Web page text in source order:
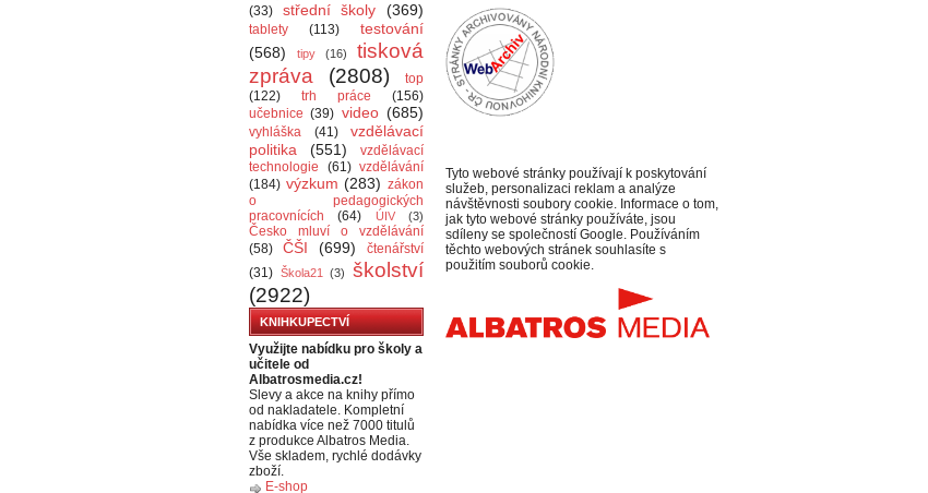
(33)
střední školy (369)
tablety (113)
testování
(568)
tipy (16)
tisková
zpráva
(2808)
top
(122)
trh práce
(156)
učebnice (39) video (685)
vyhláška (41)
vzdělávací
politika
(551)
vzdělávací
technologie
(61) vzdělávání
(184) výzkum (283) zákon
o pedagogických
pracovnících
(64) ÚIV (3)
Česko mluví o vzdělávání
(58)
ČŠI (699)
čtenářství
(31) Škola21 (3)
školství
(2922)
KNIHKUPECTVÍ
Využijte nabídku pro školy a
učitele od
Albatrosmedia.cz!
Slevy a akce na knihy přímo
od nakladatele. Kompletní
nabídka více než 7000 titulů
z produkce Albatros Media.
Vše skladem, rychlé dodávky
zboží.
E-shop
Tyto webové stránky používají k poskytování
služeb, personalizaci reklam a analýze
návštěvnosti soubory cookie. Informace o tom,
jak tyto webové stránky používáte, jsou
sdíleny se společností Google. Používáním
těchto webových stránek souhlasíte s
použitím souborů cookie.